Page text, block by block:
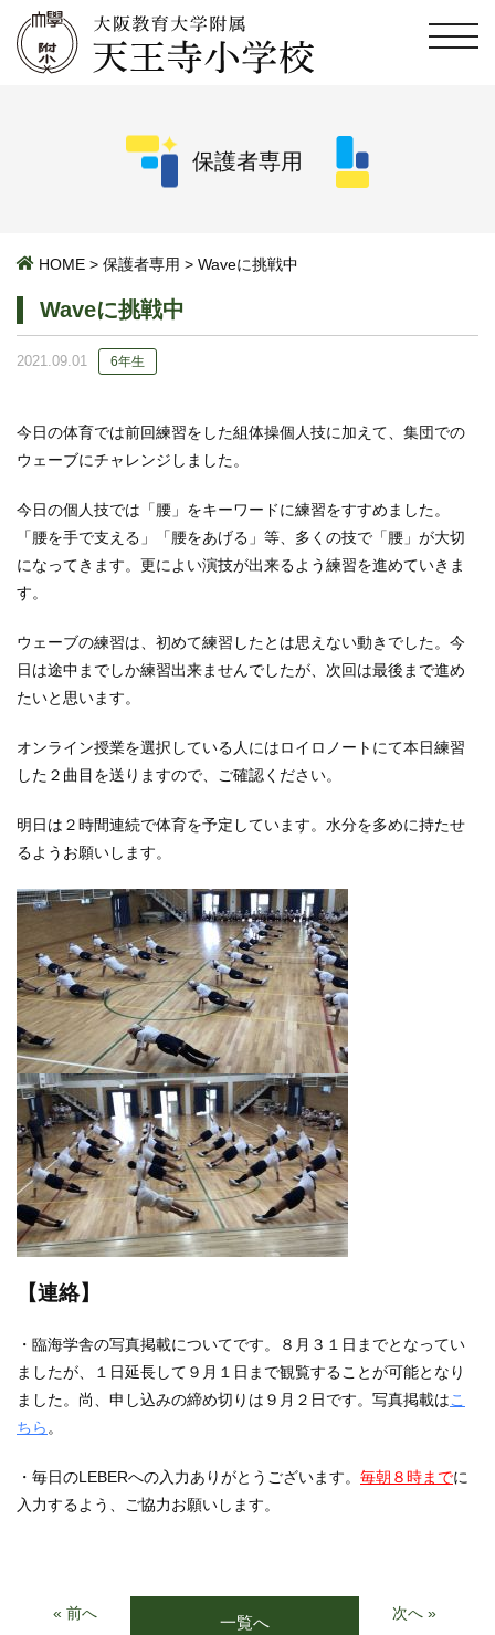
保護者専用
HOME > 保護者専用 > Waveに挑戦中
Waveに挑戦中
2021.09.01 6年生
今日の体育では前回練習をした組体操個人技に加えて、集団での
ウェーブにチャレンジしました。
今日の個人技では「腰」をキーワードに練習をすすめました。
「腰を手で支える」「腰をあげる」等、多くの技で「腰」が大切
になってきます。更によい演技が出来るよう練習を進めていきま
す。
ウェーブの練習は、初めて練習したとは思えない動きでした。今
日は途中までしか練習出来ませんでしたが、次回は最後まで進め
たいと思います。
オンライン授業を選択している人にはロイロノートにて本日練習
した２曲目を送りますので、ご確認ください。
明日は２時間連続で体育を予定しています。水分を多めに持たせ
るようお願いします。
【連絡】
・臨海学舎の写真掲載についてです。８月３１日までとなってい
ましたが、１日延長して９月１日まで観覧することが可能となり
ました。尚、申し込みの締め切りは９月２日です。写真掲載はこ
ちら。
・毎日のLEBERへの入力ありがとうございます。 毎朝８時までに
入力するよう、ご協力お願いします。
« 前へ 一覧へ 次へ »